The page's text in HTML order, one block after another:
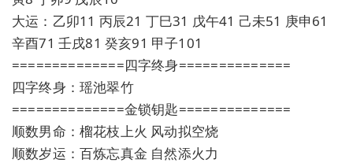
大运：乙卯11 丙辰21 丁巳31 戊午41 己未51 庚申61
辛酉71 壬戌81 癸亥91 甲子101
==============四字终身==============
四字终身：瑶池翠竹
==============金锁钥匙==============
顺数男命：榴花枝上火 风动拟空烧
顺数岁运：百炼忘真金 自然添火力